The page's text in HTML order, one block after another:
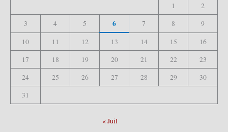
1
2
3
4 5 6 7 8
9
10
11 12 13 14 15
16
17
18 19 20 21 22
23
24
25 26 27 28 29
30
31
« Juil